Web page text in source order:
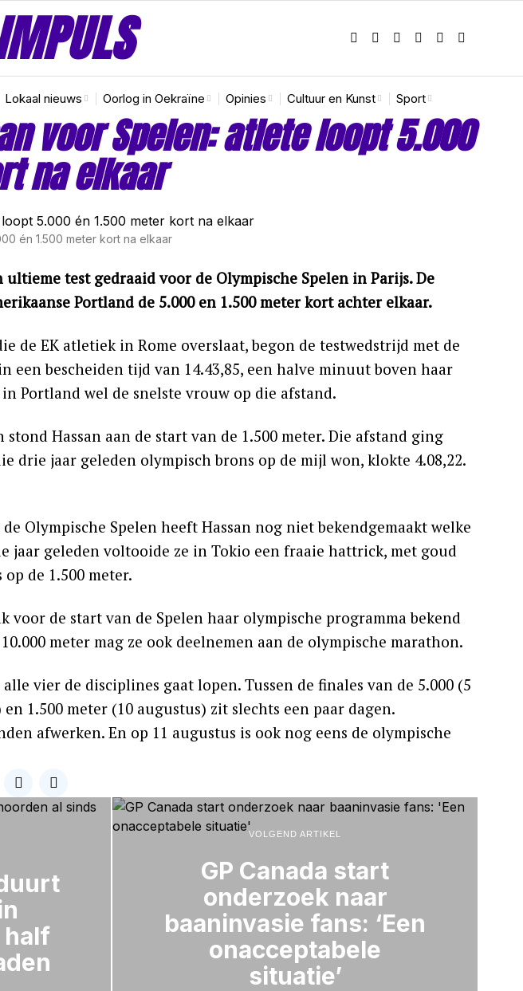
Lokaal nieuws Oorlog in Oekraïne Opinies Cultuur en Kunst Sport
voor Spelen: atlete loopt 5.000
na elkaar
én 1.500 meter kort na elkaar
test gedraaid voor de Olympische Spelen in Parijs. De
Portland de 5.000 en 1.500 meter kort achter elkaar.
de EK atletiek in Rome overslaat, begon de testwedstrijd met de
een bescheiden tijd van 14.43,85, een halve minuut boven haar
Portland wel de snelste vrouw op die afstand.
Hassan aan de start van de 1.500 meter. Die afstand ging
drie jaar geleden olympisch brons op de mijl won, klokte 4.08,22.
Olympische Spelen heeft Hassan nog niet bekendgemaakt welke
jaar geleden voltooide ze in Tokio een fraaie hattrick, met goud
de 1.500 meter.
voor de start van de Spelen haar olympische programma bekend
meter mag ze ook deelnemen aan de olympische marathon.
vier de disciplines gaat lopen. Tussen de finales van de 5.000 (5
1.500 meter (10 augustus) zit slechts een paar dagen.
afwerken. En op 11 augustus is ook nog eens de olympische
half
VOLGEND ARTIKEL
GP Canada start
onderzoek naar
baaninvasie fans: ‘Een
onacceptabele
situatie’